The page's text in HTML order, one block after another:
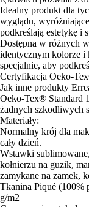
Idealny produkt dla
wyglądu,
podkreślają estetykę i
Dostępna w różnych
identycznym kolorze i
specjalnie, aby
Certyfikacja Oeko-
Jak inne produkty
Oeko-Tex® Standard
żadnych szkodliwych
Materiały:
Normalny krój dla
cały dzień.
Wstawki
kołnierzu na guzik,
zamykane na zamek,
Tkanina Piqué (100%
g/m2